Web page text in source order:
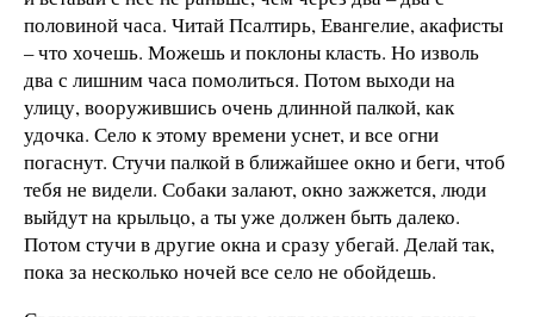
половиной часа. Читай Псалтирь, Евангелие, акафисты
– что хочешь. Можешь и поклоны класть. Но изволь
два с лишним часа помолиться. Потом выходи на
улицу, вооружившись очень длинной палкой, как
удочка. Село к этому времени уснет, и все огни
погаснут. Стучи палкой в ближайшее окно и беги, чтоб
тебя не видели. Собаки залают, окно зажжется, люди
выйдут на крыльцо, а ты уже должен быть далеко.
Потом стучи в другие окна и сразу убегай. Делай так,
пока за несколько ночей все село не обойдешь.